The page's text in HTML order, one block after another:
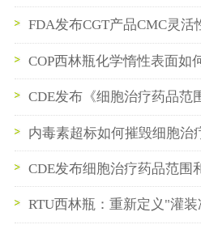
FDA发布CGT产品CMC灵活
瓶数据如何支持BLA申报
COP西林瓶化学惰性表面如
CDE发布《细胞治疗药品范
（2026年版）》
内毒素超标如何摧毁细胞治
景？
CDE发布细胞治疗药品范围
（2026年版）
RTU西林瓶：重新定义"灌